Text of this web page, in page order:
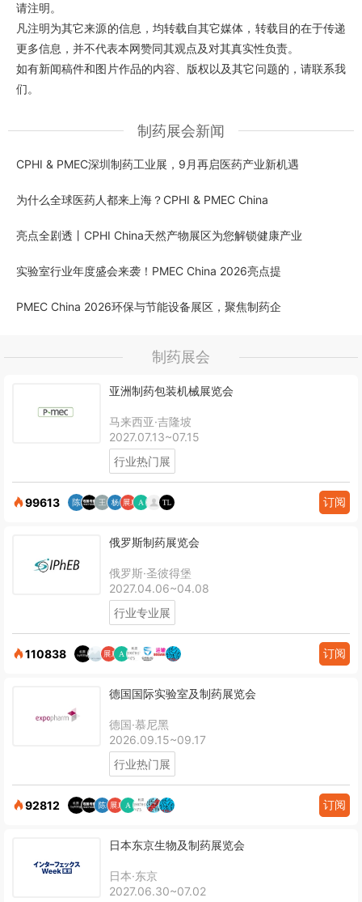
请注明。
凡注明为其它来源的信息，均转载自其它媒体，转载目的在于传递
更多信息，并不代表本网赞同其观点及对其真实性负责。
如有新闻稿件和图片作品的内容、版权以及其它问题的，请联系我
们。
制药展会新闻
CPHI & PMEC深圳制药工业展，9月再启医药产业新机遇
为什么全球医药人都来上海？CPHI & PMEC China
亮点全剧透丨CPHI China天然产物展区为您解锁健康产业
实验室行业年度盛会来袭！PMEC China 2026亮点提
PMEC China 2026环保与节能设备展区，聚焦制药企
制药展会
亚洲制药包装机械展览会
马来西亚·吉隆坡
2027.07.13~07.15
行业热门展
99613 订阅
俄罗斯制药展览会
俄罗斯·圣彼得堡
2027.04.06~04.08
行业专业展
110838 订阅
德国国际实验室及制药展览会
德国·慕尼黑
2026.09.15~09.17
行业热门展
92812 订阅
日本东京生物及制药展览会
日本·东京
2027.06.30~07.02